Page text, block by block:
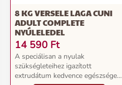
8 KG VERSELE LAGA CUNI
ADULT COMPLETE
NYÚLELEDEL
14 590 Ft
A speciálisan a nyulak
szükségleteihez igazított
extrudátum kedvence egészséges